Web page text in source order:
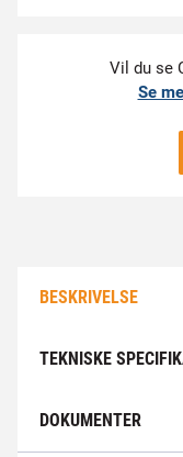
Vil du se
Se
BESKRIVELSE
TEKNISKE
DOKUMENTER